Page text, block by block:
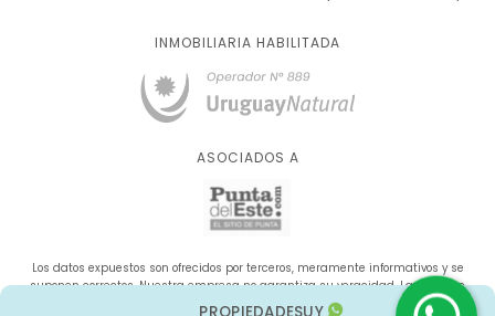
INMOBILIARIA HABILITADA
ASOCIADOS A
Los datos expuestos son ofrecidos por terceros, meramente informativos y se
suponen correctos. Nuestra empresa no garantiza su veracidad. La oferta se
sujeta a errores, cambios de precio, omisión y/o retirada del mercado sin aviso